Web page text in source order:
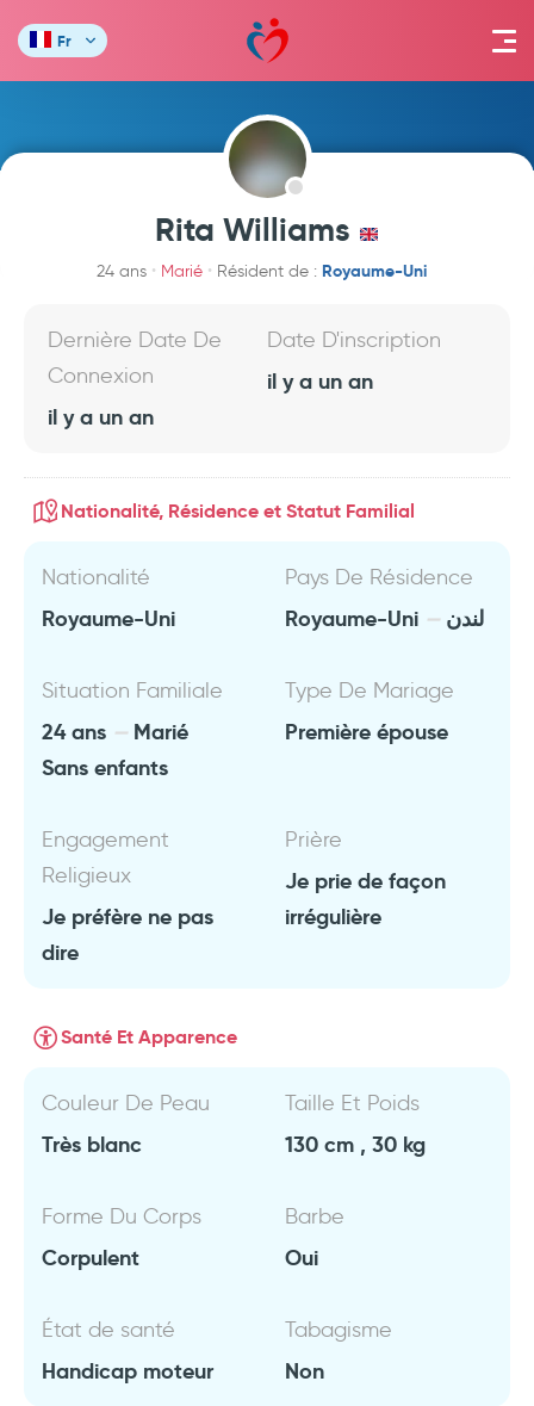
Fr
Rita Williams
24 ans Marié Résident de : Royaume-Uni
Dernière Date De
Connexion
il y a un an
Date D'inscription
il y a un an
Nationalité, Résidence et Statut Familial
Nationalité
Royaume-Uni
Pays De Résidence
Royaume-Uni لندن
Situation Familiale
24 ans
Marié
Sans enfants
Type De Mariage
Première épouse
Engagement
Religieux
Je préfère ne pas
dire
Prière
Je prie de façon
irrégulière
Santé Et Apparence
Couleur De Peau
Très blanc
Taille Et Poids
130 cm , 30 kg
Forme Du Corps
Corpulent
Barbe
Oui
État de santé
Handicap moteur
Tabagisme
Non